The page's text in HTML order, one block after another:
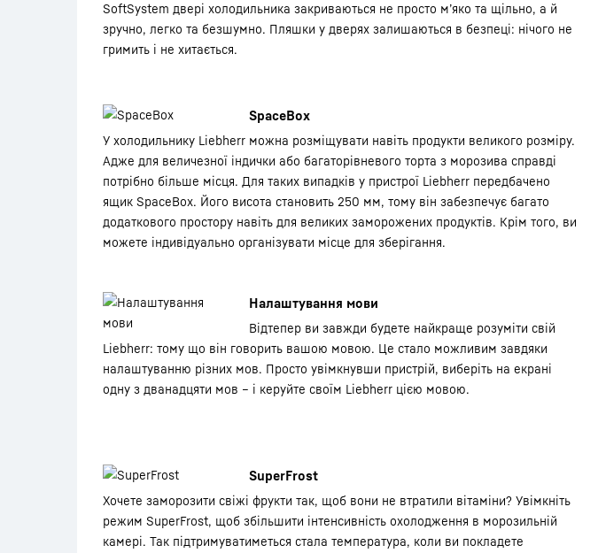
SoftSystem двері холодильника закриваються не просто м’яко та щільно, а й
зручно, легко та безшумно. Пляшки у дверях залишаються в безпеці: нічого не
гримить і не хитається.
SpaceBox
У холодильнику Liebherr можна розміщувати навіть продукти великого розміру.
Адже для величезної індички або багаторівневого торта з морозива справді
потрібно більше місця. Для таких випадків у пристрої Liebherr передбачено
ящик SpaceBox. Його висота становить 250 мм, тому він забезпечує багато
додаткового простору навіть для великих заморожених продуктів. Крім того, ви
можете індивідуально організувати місце для зберігання.
Налаштування мови
Відтепер ви завжди будете найкраще розуміти свій
Liebherr: тому що він говорить вашою мовою. Це стало можливим завдяки
налаштуванню різних мов. Просто увімкнувши пристрій, виберіть на екрані
одну з дванадцяти мов – і керуйте своїм Liebherr цією мовою.
SuperFrost
Хочете заморозити свіжі фрукти так, щоб вони не втратили вітаміни? Увімкніть
режим SuperFrost, щоб збільшити інтенсивність охолодження в морозильній
камері. Так підтримуватиметься стала температура, коли ви покладете